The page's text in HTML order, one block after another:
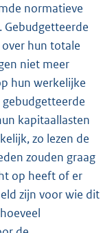
normatieve
Gebudgetteerde
hun totale
niet meer
hun werkelijke
kapitaallasten
zo lezen de
zouden graag
op heeft of er
zijn voor wie dit